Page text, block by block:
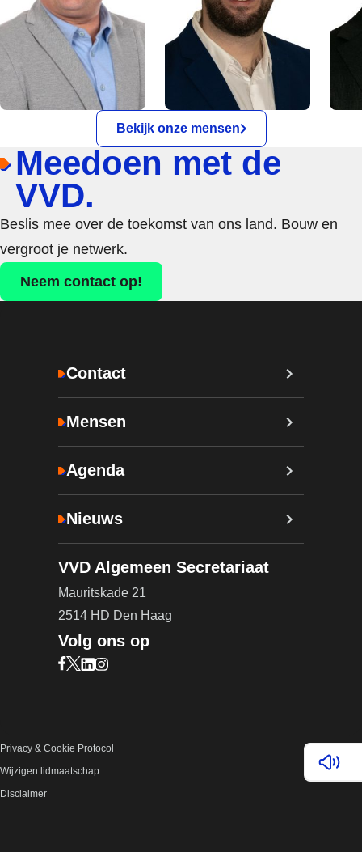
Bekijk onze mensen
Lees
Meedoen met de
VVD.
Beslis mee over de toekomst van ons land. Bouw en
vergroot je netwerk.
Neem contact op!
Contact
Mensen
Agenda
Nieuws
VVD Algemeen Secretariaat
Mauritskade 21
2514 HD Den Haag
Volg ons op
Bezoek onze Facebook pagina (opent in nieuw
Bezoek onze X pagina (opent in nieuw tabblad)
Bezoek onze LinkedIn pagina (opent in nieuw
Bezoek onze Instagram pagina (opent in
Privacy & Cookie Protocol
Wijzigen lidmaatschap
Disclaimer